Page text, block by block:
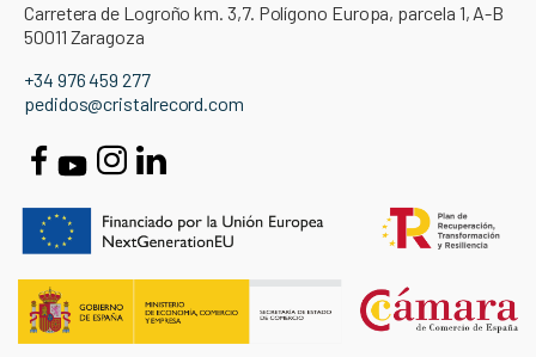
Carretera de Logroño km. 3,7. Polígono Europa, parcela 1, A-B
50011 Zaragoza
+34 976 459 277
pedidos@cristalrecord.com